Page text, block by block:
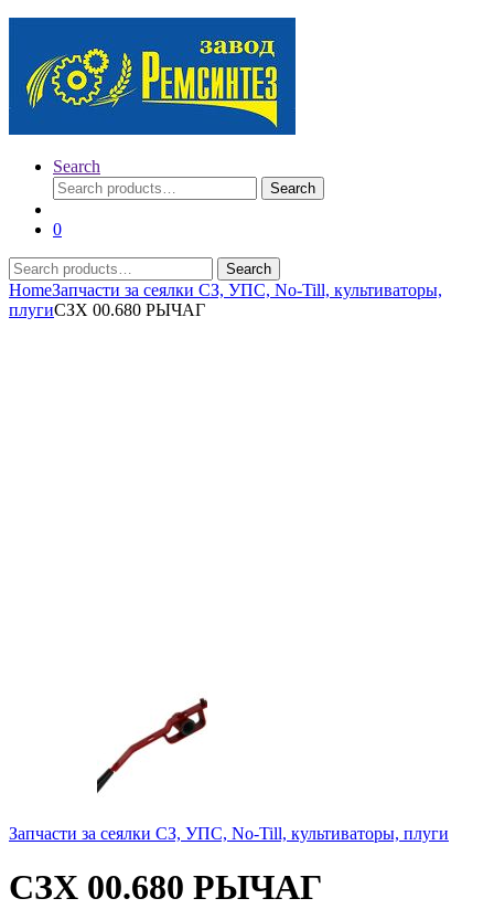
Search
Search
for:
Search
0
Search
for:
Search
HomeЗапчасти за сеялки СЗ, УПС, No-Till, культиваторы,
плугиСЗХ 00.680 РЫЧАГ
Запчасти за сеялки СЗ, УПС, No-Till, культиваторы, плуги
СЗХ 00.680 РЫЧАГ